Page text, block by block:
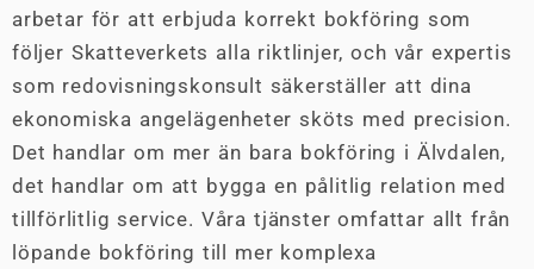
arbetar för att erbjuda korrekt bokföring som
följer Skatteverkets alla riktlinjer, och vår expertis
som redovisningskonsult säkerställer att dina
ekonomiska angelägenheter sköts med precision.
Det handlar om mer än bara bokföring i Älvdalen,
det handlar om att bygga en pålitlig relation med
tillförlitlig service. Våra tjänster omfattar allt från
löpande bokföring till mer komplexa